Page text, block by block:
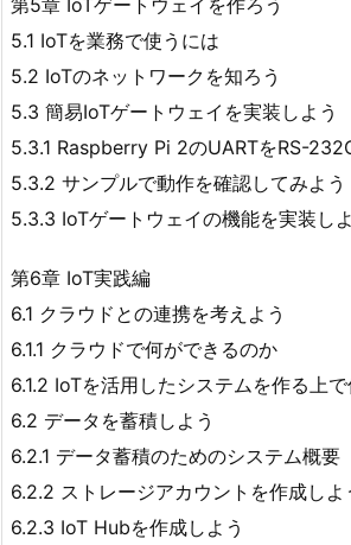
5.1 IoTを業務で使うには
5.2 IoTのネットワークを知ろう
5.3 簡易IoTゲートウェイを実装しよう
5.3.1 Raspberry Pi 2のUARTをRS-
5.3.2 サンプルで動作を確認してみよう
5.3.3 IoTゲートウェイの機能を実装し
第6章 IoT実践編
6.1 クラウドとの連携を考えよう
6.1.1 クラウドで何ができるのか
6.1.2 IoTを活用したシステムを作る上
6.2 データを蓄積しよう
6.2.1 データ蓄積のためのシステム概要
6.2.2 ストレージアカウントを作成しよ
6.2.3 IoT Hubを作成しよう